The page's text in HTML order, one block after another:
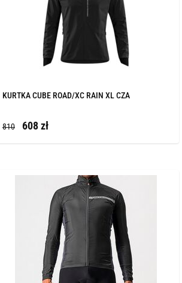
KURTKA CUBE ROAD/XC RAIN XL CZA
810 608 zł